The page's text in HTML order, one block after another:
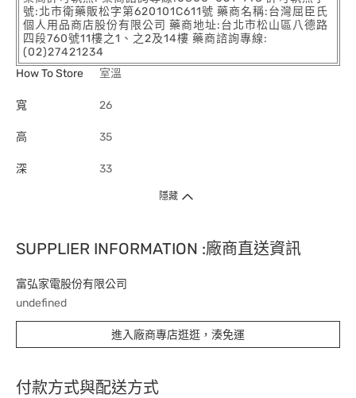
號:北市衛藥販松字第620101C611號 藥商名稱:台灣屈臣氏
個人用品商店股份有限公司 藥商地址:台北市松山區八德路
四段760號11樓之1、之2及14樓 藥商諮詢專線:
(02)27421234
How To Store
室溫
寬 26
高 35
深 33
隱藏
SUPPLIER INFORMATION :廠商直送資訊
富弘家電股份有限公司
undefined
進入廠商專店逛逛，湊免運
付款方式與配送方式